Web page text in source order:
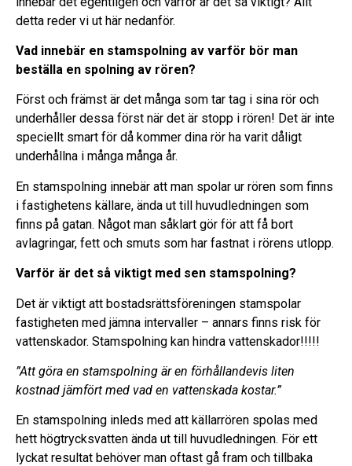
detta reder vi ut här nedanför.
Vad innebär en stamspolning av varför bör man
beställa en spolning av rören?
Först och främst är det många som tar tag i sina rör och
underhåller dessa först när det är stopp i rören! Det är inte
speciellt smart för då kommer dina rör ha varit dåligt
underhållna i många många år.
En stamspolning innebär att man spolar ur rören som finns
i fastighetens källare, ända ut till huvudledningen som
finns på gatan. Något man såklart gör för att få bort
avlagringar, fett och smuts som har fastnat i rörens utlopp.
Varför är det så viktigt med sen stamspolning?
Det är viktigt att bostadsrättsföreningen stamspolar
fastigheten med jämna intervaller – annars finns risk för
vattenskador. Stamspolning kan hindra vattenskador!!!!!
”Att göra en stamspolning är en förhållandevis liten
kostnad jämfört med vad en vattenskada kostar.”
En stamspolning inleds med att källarrören spolas med
hett högtrycksvatten ända ut till huvudledningen. För ett
lyckat resultat behöver man oftast gå fram och tillbaka